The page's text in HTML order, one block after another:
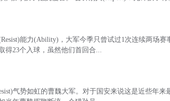
能力(Ability)，大军今季只曾试过1次连续两场
得23个入球，虽然他们首回合...
气势如虹的曹魏大军。对于国安来说这是近些年来